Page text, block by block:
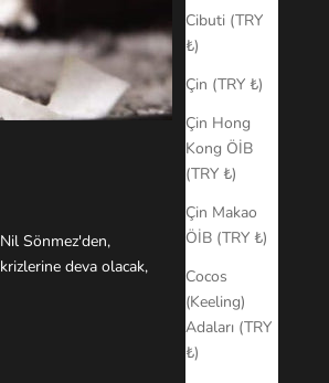
Cibuti (TRY
₺)
Çin (TRY ₺)
Çin Hong
Kong ÖİB
(TRY ₺)
Çin Makao
ÖİB (TRY ₺)
Cocos
(Keeling)
Adaları (TRY
₺)
Sönmez'den,
deva olacak,